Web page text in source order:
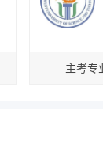
主考专